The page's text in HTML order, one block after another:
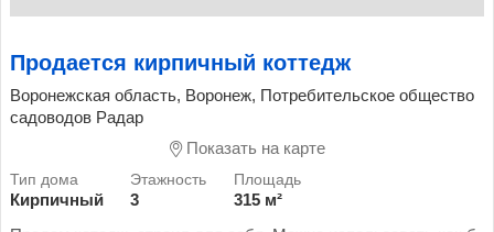
Продается кирпичный коттедж
Воронежская область, Воронеж, Потребительское общество
садоводов Радар
Показать на карте
Кирпичный 3
315 м²